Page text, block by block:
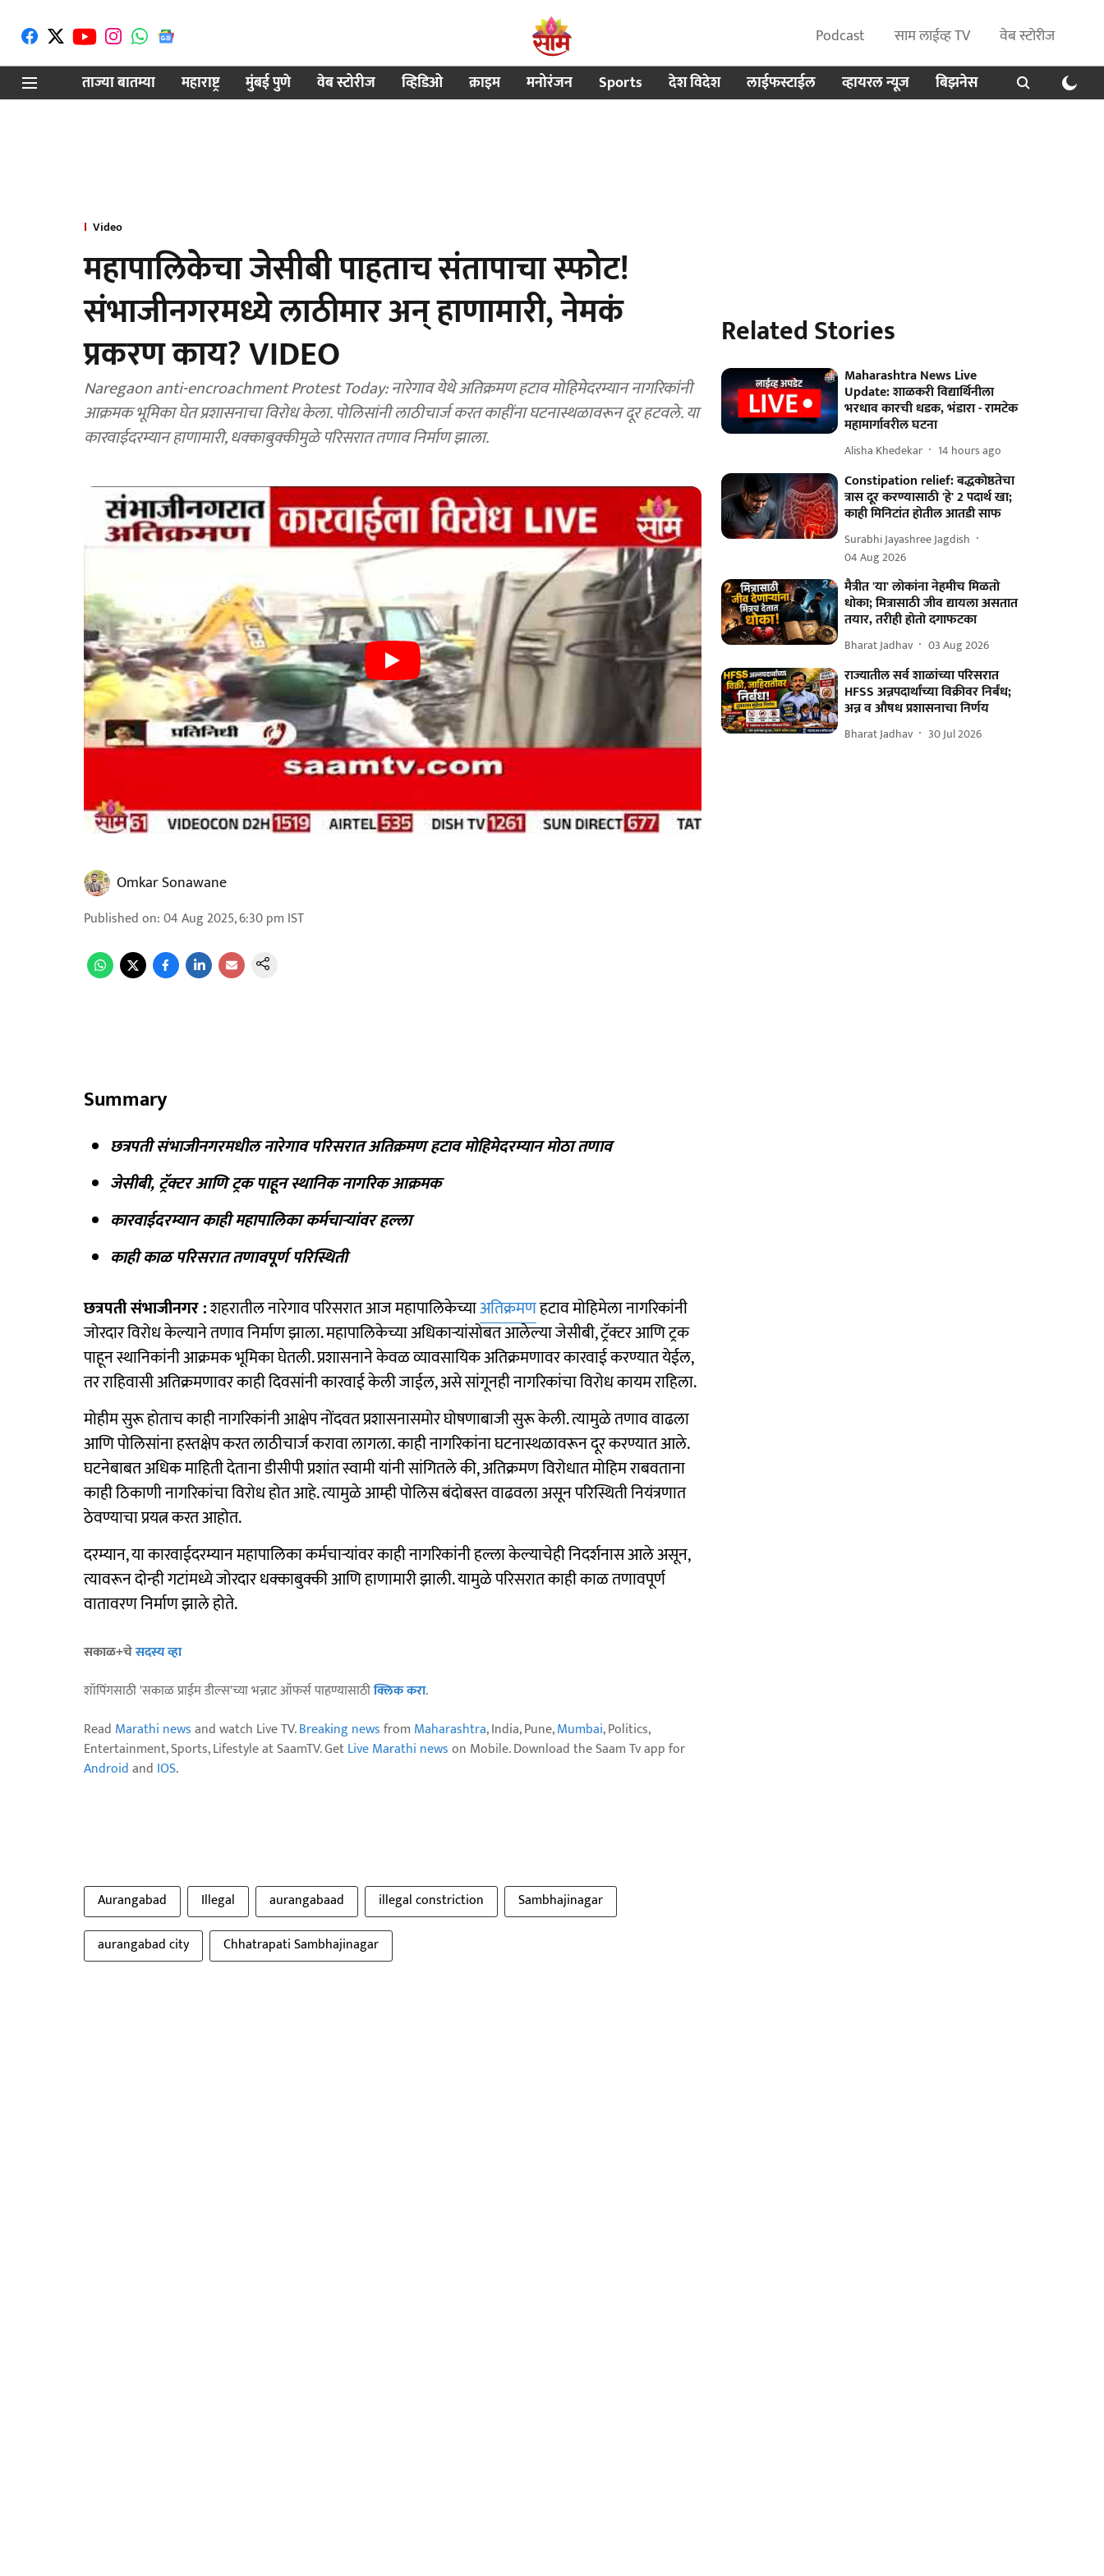
Podcast साम लाईव्ह TV
वेब स्टोरीज
ताज्या बातम्या
महाराष्ट्र मुंबई पुणे वेब स्टोरीज व्हिडिओ क्राइम मनोरंजन Sports देश विदेश लाईफस्टाईल व्हायरल न्यूज बिझनेस
Video
महापालिकेचा जेसीबी पाहताच संतापाचा स्फोट!
संभाजीनगरमध्ये लाठीमार अन् हाणामारी, नेमकं
प्रकरण काय? VIDEO
Naregaon anti-encroachment Protest Today: नारेगाव येथे अतिक्रमण हटाव मोहिमेदरम्यान नागरिकांनी
आक्रमक भूमिका घेत प्रशासनाचा विरोध केला. पोलिसांनी लाठीचार्ज करत काहींना घटनास्थळावरून दूर हटवले. या
कारवाईदरम्यान हाणामारी, धक्काबुक्कीमुळे परिसरात तणाव निर्माण झाला.
Omkar Sonawane
Published on:04 Aug 2025, 6:30 pm IST
Summary
छत्रपती संभाजीनगरमधील नारेगाव परिसरात अतिक्रमण हटाव मोहिमेदरम्यान मोठा तणाव
जेसीबी, ट्रॅक्टर आणि ट्रक पाहून स्थानिक नागरिक आक्रमक
कारवाईदरम्यान काही महापालिका कर्मचाऱ्यांवर हल्ला
काही काळ परिसरात तणावपूर्ण परिस्थिती
छत्रपती संभाजीनगर :शहरातील नारेगाव परिसरात आज महापालिकेच्याअतिक्रमणहटाव मोहिमेला नागरिकांनी
जोरदार विरोध केल्याने तणाव निर्माण झाला. महापालिकेच्या अधिकाऱ्यांसोबत आलेल्या जेसीबी, ट्रॅक्टर आणि ट्रक
पाहून स्थानिकांनी आक्रमक भूमिका घेतली. प्रशासनाने केवळ व्यावसायिक अतिक्रमणावर कारवाई करण्यात येईल,
तर राहिवासी अतिक्रमणावर काही दिवसांनी कारवाई केली जाईल, असे सांगूनही नागरिकांचा विरोध कायम राहिला.
मोहीम सुरू होताच काही नागरिकांनी आक्षेप नोंदवत प्रशासनासमोर घोषणाबाजी सुरू केली. त्यामुळे तणाव वाढला
आणि पोलिसांना हस्तक्षेप करत लाठीचार्ज करावा लागला. काही नागरिकांना घटनास्थळावरून दूर करण्यात आले.
घटनेबाबत अधिक माहिती देताना डीसीपी प्रशांत स्वामी यांनी सांगितले की, अतिक्रमण विरोधात मोहिम राबवताना
काही ठिकाणी नागरिकांचा विरोध होत आहे. त्यामुळे आम्ही पोलिस बंदोबस्त वाढवला असून परिस्थिती नियंत्रणात
ठेवण्याचा प्रयत्न करत आहोत.
दरम्यान, या कारवाईदरम्यान महापालिका कर्मचाऱ्यांवर काही नागरिकांनी हल्ला केल्याचेही निदर्शनास आले असून,
त्यावरून दोन्ही गटांमध्ये जोरदार धक्काबुक्की आणि हाणामारी झाली. यामुळे परिसरात काही काळ तणावपूर्ण
वातावरण निर्माण झाले होते.
सकाळ+चेसदस्य व्हा
शॉपिंगसाठी 'सकाळ प्राईम डील्स'च्या भन्नाट ऑफर्स पाहण्यासाठीक्लिक करा.
Read Marathi newsand watch Live TV.Breaking newsfrom Maharashtra, India, Pune,Mumbai, Politics,
Entertainment, Sports, Lifestyle at SaamTV. GetLive Marathi newson Mobile. Download the Saam Tv app for
Androidand IOS.
Aurangabad Illegal aurangabaad illegal constriction
Sambhajinagar
aurangabad city
Chhatrapati Sambhajinagar
Related Stories
Maharashtra News Live
Update: शाळकरी विद्यार्थिनीला
भरधाव कारची धडक, भंडारा - रामटेक
महामार्गावरील घटना
Alisha Khedekar 14 hours ago
Constipation relief: बद्धकोष्ठतेचा
त्रास दूर करण्यासाठी 'हे' 2 पदार्थ खा;
काही मिनिटांत होतील आतडी साफ
Surabhi Jayashree Jagdish
04 Aug 2026
मैत्रीत 'या' लोकांना नेहमीच मिळतो
धोका; मित्रासाठी जीव द्यायला असतात
तयार, तरीही होतो दगाफटका
Bharat Jadhav 03 Aug 2026
राज्यातील सर्व शाळांच्या परिसरात
HFSS अन्नपदार्थांच्या विक्रीवर निर्बंध;
अन्न व औषध प्रशासनाचा निर्णय
Bharat Jadhav 30 Jul 2026